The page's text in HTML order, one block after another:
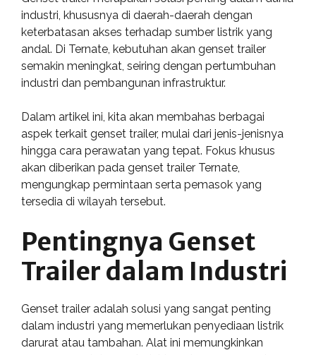
industri, khususnya di daerah-daerah dengan
keterbatasan akses terhadap sumber listrik yang
andal. Di Ternate, kebutuhan akan genset trailer
semakin meningkat, seiring dengan pertumbuhan
industri dan pembangunan infrastruktur.
Dalam artikel ini, kita akan membahas berbagai
aspek terkait genset trailer, mulai dari jenis-jenisnya
hingga cara perawatan yang tepat. Fokus khusus
akan diberikan pada genset trailer Ternate,
mengungkap permintaan serta pemasok yang
tersedia di wilayah tersebut.
Pentingnya Genset
Trailer dalam Industri
Genset trailer adalah solusi yang sangat penting
dalam industri yang memerlukan penyediaan listrik
darurat atau tambahan. Alat ini memungkinkan